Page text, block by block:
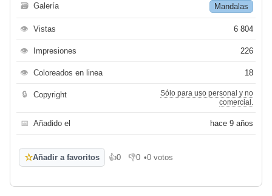
🗃 Galería Mandalas
👁 Vistas 6 804
👁 Impresiones 226
👁 Coloreados en linea 18
🔒 Copyright
Sólo para uso personal y no
comercial.
📅 Añadido el hace 9 años
☆Añadir a favoritos 👍0
Me gusta
👎0
No me gusta
•0 votos